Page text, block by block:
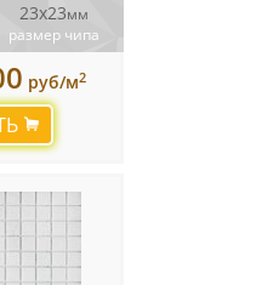
23х23мм
размер чипа
руб/м2